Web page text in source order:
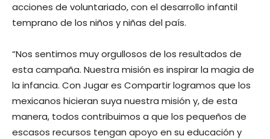
acciones de voluntariado, con el desarrollo infantil
temprano de los niños y niñas del país.
“Nos sentimos muy orgullosos de los resultados de
esta campaña. Nuestra misión es inspirar la magia de
la infancia. Con Jugar es Compartir logramos que los
mexicanos hicieran suya nuestra misión y, de esta
manera, todos contribuimos a que los pequeños de
escasos recursos tengan apoyo en su educación y